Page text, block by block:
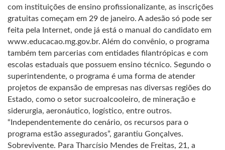
com instituições de ensino profissionalizante, as inscrições
gratuitas começam em 29 de janeiro. A adesão só pode ser
feita pela Internet, onde já está o manual do candidato em
www.educacao.mg.gov.br. Além do convênio, o programa
também tem parcerias com entidades filantrópicas e com
escolas estaduais que possuem ensino técnico. Segundo o
superintendente, o programa é uma forma de atender
projetos de expansão de empresas nas diversas regiões do
Estado, como o setor sucroalcooleiro, de mineração e
siderurgia, aeronáutico, logístico, entre outros.
“Independentemente do cenário, os recursos para o
programa estão assegurados”, garantiu Gonçalves.
Sobrevivente. Para Tharcísio Mendes de Freitas, 21, a